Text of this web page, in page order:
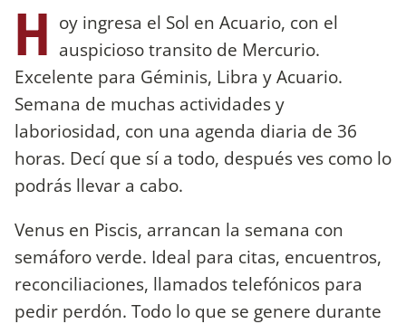
H oy ingresa el Sol en Acuario, con el
auspicioso transito de Mercurio.
Excelente para Géminis, Libra y Acuario.
Semana de muchas actividades y
laboriosidad, con una agenda diaria de 36
horas. Decí que sí a todo, después ves como lo
podrás llevar a cabo.
Venus en Piscis, arrancan la semana con
semáforo verde. Ideal para citas, encuentros,
reconciliaciones, llamados telefónicos para
pedir perdón. Todo lo que se genere durante